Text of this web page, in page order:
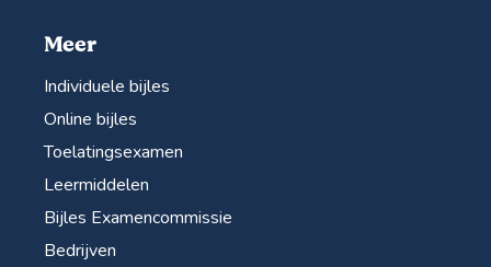
Meer
Individuele bijles
Online bijles
Toelatingsexamen
Leermiddelen
Bijles Examencommissie
Bedrijven